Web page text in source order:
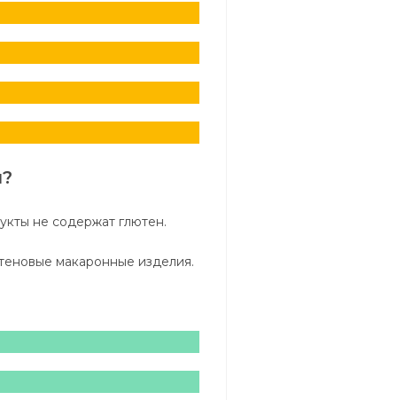
не содержат глютен.
макаронные изделия.